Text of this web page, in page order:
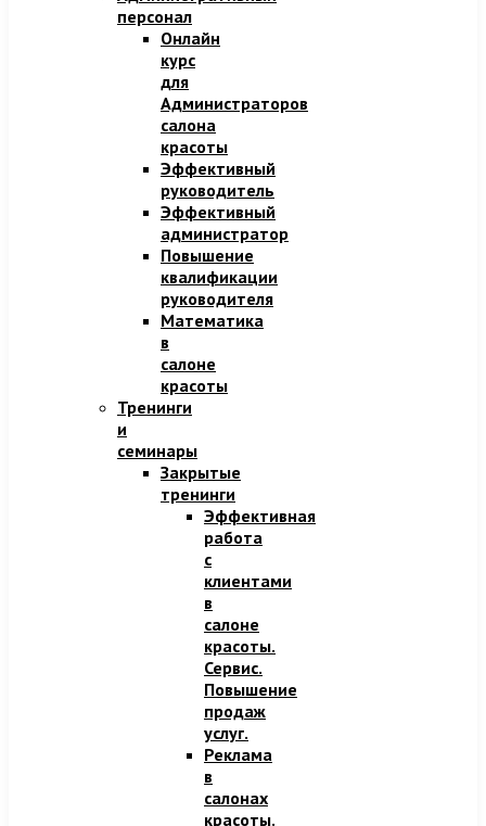
персонал
Онлайн
курс
для
Администраторов
салона
красоты
Эффективный
руководитель
Эффективный
администратор
Повышение
квалификации
руководителя
Математика
в
салоне
красоты
Тренинги
и
семинары
Закрытые
тренинги
Эффективная
работа
с
клиентами
в
салоне
красоты.
Сервис.
Повышение
продаж
услуг.
Реклама
в
салонах
красоты.